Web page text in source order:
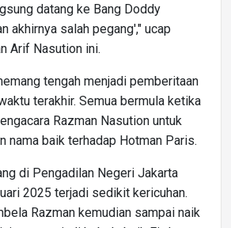
datang ke Bang Doddy
akhirnya salah pegang'," ucap
Arif Nasution ini.
tengah menjadi pemberitaan
terakhir. Semua bermula ketika
Razman Nasution untuk
nama baik terhadap Hotman Paris.
di Pengadilan Negeri Jakarta
2025 terjadi sedikit kericuhan.
Razman kemudian sampai naik